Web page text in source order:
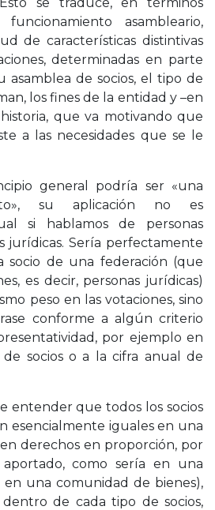
asambleario,
de características distintivas
determinadas en parte
asamblea de socios, el tipo de
los fines de la entidad y –en
que va motivando que
a las necesidades que se le
general podría ser «una
su aplicación no es
si hablamos de personas
jurídicas. Sería perfectamente
socio de una federación (que
es decir, personas jurídicas)
peso en las votaciones, sino
conforme a algún criterio
por ejemplo en
socios o a la cifra anual de
entender que todos los socios
esencialmente iguales en una
derechos en proporción, por
como sería en una
en una comunidad de bienes),
de cada tipo de socios,